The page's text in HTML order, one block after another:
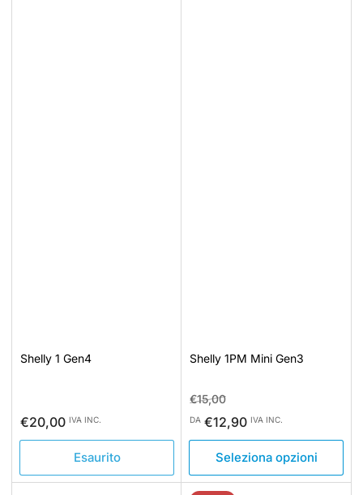
Shelly 1 Gen4
Prezzo
standard
€20,00 IVA INC.
Esaurito
Shelly 1PM Mini Gen3
Prezzo
standard
€15,00Prezzo
di
vendita
DA €12,90 IVA INC.
Seleziona opzioni